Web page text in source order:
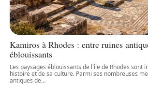
Kamiros à Rhodes : entre ruines
éblouissants
Les paysages éblouissants de l'île de Rhodes sont
histoire et de sa culture. Parmi ses nombreuses
antiques de…